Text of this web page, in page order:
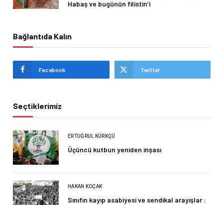
Habaş ve bugünün filistin’i
Bağlantıda Kalın
Facebook Twitter
Seçtiklerimiz
ERTUĞRUL KÜRKÇÜ
Üçüncü kutbun yeniden inşası
HAKAN KOÇAK
Sınıfın kayıp asabiyesi ve sendikal arayışlar :